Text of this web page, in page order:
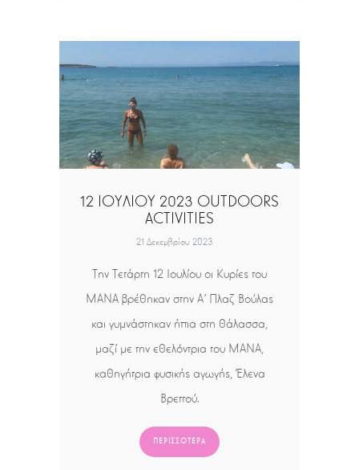
12 ΙΟΥΛΙΟΥ 2023 OUTDOORS
ACTIVITIES
21 Δεκεμβρίου 2023
Την Τετάρτη 12 Ιουλίου οι Κυρίες του
ΜΑΝΑ βρέθηκαν στην Α΄ Πλαζ Βούλας
και γυμνάστηκαν ήπια στη θάλασσα,
μαζί με την εθελόντρια του ΜΑΝΑ,
καθηγήτρια φυσικής αγωγής, Έλενα
Βρεττού.
ΠΕΡΙΣΣΌΤΕΡΑ